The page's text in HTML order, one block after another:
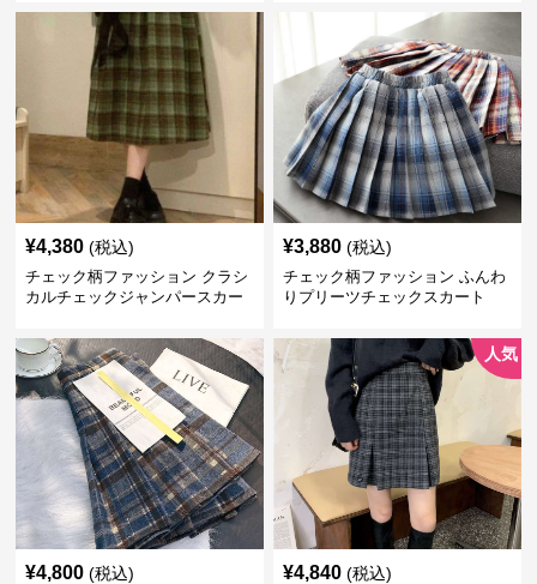
¥4,380 (税込)
チェック柄ファッション クラシ
カルチェックジャンパースカー
¥3,880 (税込)
チェック柄ファッション ふんわ
りプリーツチェックスカート
¥4,800 (税込)
人気
¥4,840 (税込)